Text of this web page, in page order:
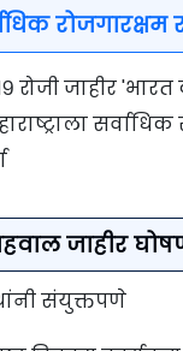
रोजगारक्षम
रोजी जाहीर
सर्वाधिक
जाहीर
संयुक्तपणे